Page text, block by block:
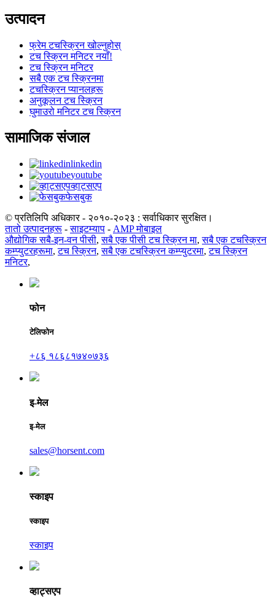
उत्पादन
फ्रेम टचस्क्रिन खोल्नुहोस्
टच स्क्रिन मनिटर नयाँ!
टच स्क्रिन मनिटर
सबै एक टच स्क्रिनमा
टचस्क्रिन प्यानलहरू
अनुकूलन टच स्क्रिन
घुमाउरो मनिटर टच स्क्रिन
सामाजिक संजाल
linkedin
youtube
व्हाट्सएप
फेसबुक
© प्रतिलिपि अधिकार - २०१०-२०२३ : सर्वाधिकार सुरक्षित।
तातो उत्पादनहरू -साइटम्याप - AMP मोबाइल
औद्योगिक सबै-इन-वन पीसी,सबै एक पीसी टच स्क्रिन मा,सबै एक टचस्क्रिन
कम्प्युटरहरूमा,टच स्क्रिन,सबै एक टचस्क्रिन कम्प्युटरमा,टच स्क्रिन
मनिटर,
फोन
टेलिफोन
+८६ १८६८१७४०७३६
इ-मेल
इ-मेल
sales@horsent.com
स्काइप
स्काइप
स्काइप
व्हाट्सएप